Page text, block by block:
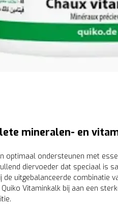
mineralen- en
optimaal ondersteunen met
diervoeder dat speciaal is
uitgebalanceerde combinatie
Vitaminkalk bij aan een